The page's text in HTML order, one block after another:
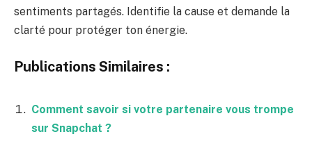
sentiments partagés. Identifie la cause et demande la
clarté pour protéger ton énergie.
Publications Similaires :
Comment savoir si votre partenaire vous trompe
sur Snapchat ?